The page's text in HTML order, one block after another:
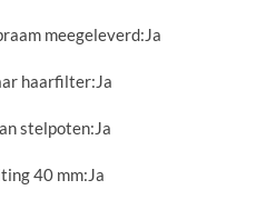
meegeleverd:Ja
haarfilter:Ja
stelpoten:Ja
40 mm:Ja